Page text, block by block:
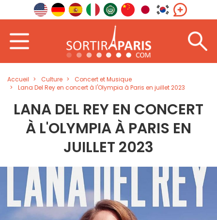
Accueil Culture
Concert et Musique
Lana Del Rey en concert à l'Olympia à Paris en juillet 2023
LANA DEL REY EN CONCERT
À L'OLYMPIA À PARIS EN
JUILLET 2023